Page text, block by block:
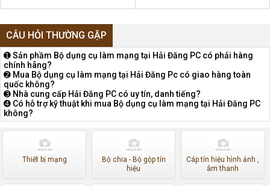
CÂU HỎI THƯỜNG GẶP
➊ Sản phầm Bộ dụng cụ làm mạng tại Hải Đăng PC có phải hàng
chính hãng?
➋ Mua Bộ dụng cụ làm mạng tại Hải Đăng Pc có giao hàng toàn
quốc không?
➌ Nhà cung cấp Hải Đăng PC có uy tín, danh tiếng?
➍ Có hỗ trợ kỹ thuật khi mua Bộ dụng cụ làm mạng tại Hải Đăng PC
không?
Thiết bị mạng
Bộ chia - Bộ gộp tín
hiệu
Cáp tín hiệu hình ảnh ,
âm thanh